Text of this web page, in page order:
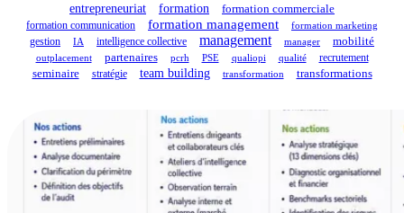
entrepreneuriat formation formation commerciale
formation communication formation management formation marketing
gestion IA intelligence collective management manager mobilité
outplacement partenaires pcrh PSE qualiopi qualité recrutement
seminaire stratégie team building transformation transformations